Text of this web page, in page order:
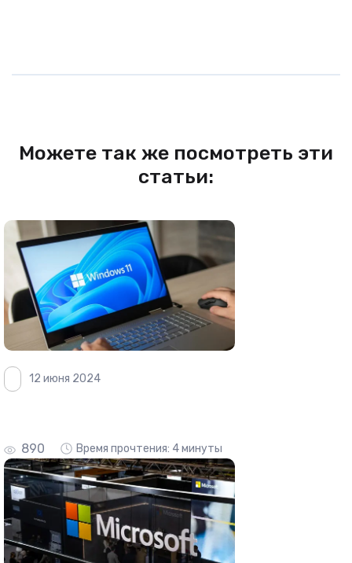
Можете так же посмотреть эти
статьи:
12 июня 2024
890 Время прочтения: 4 минуты